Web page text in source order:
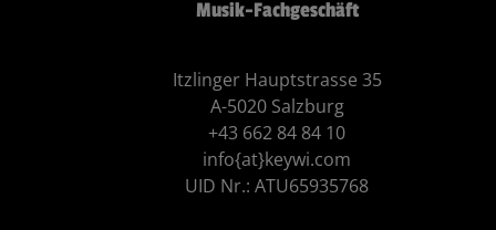
Musik-Fachgeschäft
Itzlinger Hauptstrasse 35
A-5020 Salzburg
+43 662 84 84 10
info{at}keywi.com
UID Nr.: ATU65935768